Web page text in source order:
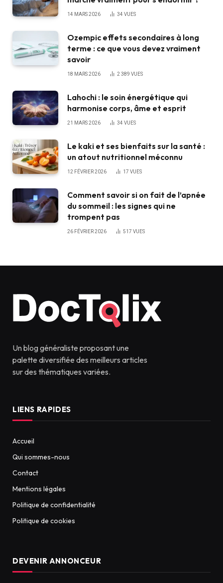
14 MARS 2026 34 VUES
Ozempic effets secondaires à long
terme : ce que vous devez vraiment
savoir
18 MARS 2026 2 389 VUES
Lahochi : le soin énergétique qui
harmonise corps, âme et esprit
21 MARS 2026 34 VUES
Le kaki et ses bienfaits sur la santé :
un atout nutritionnel méconnu
12 FÉVRIER 2026 17 VUES
Comment savoir si on fait de l’apnée
du sommeil : les signes qui ne
trompent pas
26 FÉVRIER 2026 517 VUES
Un blog généraliste proposant une
palette diversifiée des meilleurs articles
sur des thématiques variées.
LIENS RAPIDES
Accueil
Qui sommes-nous
Contact
Mentions légales
Politique de confidentialité
Politique de cookies
DEVENIR ANNONCEUR